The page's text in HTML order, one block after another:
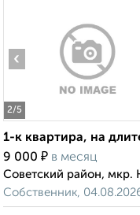
2/5
‹
1-к квартира, на
9 000 ₽ в месяц
Советский район, мкр.
Собственник,